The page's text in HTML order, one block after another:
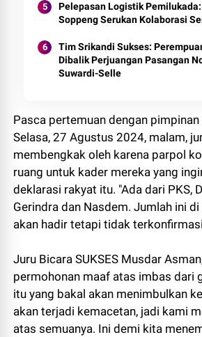
Pelepasan Logistik
Soppeng Serukan Kolaborasi
Tim Srikandi Sukses:
Dibalik Perjuangan Pasangan
Suwardi-Selle
Pasca pertemuan dengan
Selasa, 27 Agustus 2024, malam,
membengkak oleh karena parpol
ruang untuk kader mereka yang
deklarasi rakyat itu. "Ada dari PKS,
Gerindra dan Nasdem. Jumlah ini
akan hadir tetapi tidak
Juru Bicara SUKSES Musdar
permohonan maaf atas imbas dari
itu yang bakal akan menimbulkan
akan terjadi kemacetan, jadi kami
atas semuanya. Ini demi kita